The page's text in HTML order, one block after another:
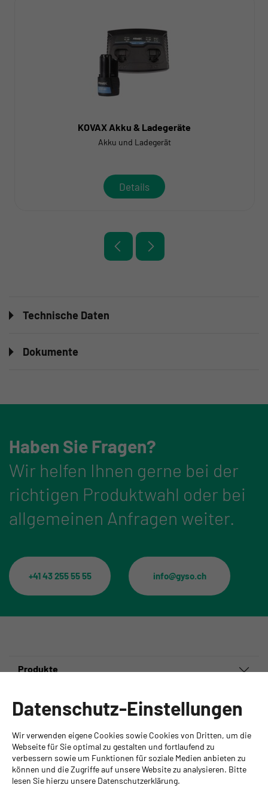
KOVAX Akku & Ladegeräte
Akku und Ladegerät
Details
Technische Daten
Dokumente
Haben Sie Fragen?
Wir helfen Ihnen gerne bei der
richtigen Produktwahl oder bei
allgemeinen Anfragen weiter.
+41 43 255 55 55 info@gyso.ch
Produkte
GYSO AG
Hauptsitz Kloten
Steinackerstrasse 34
8302 Kloten
Datenschutz-Einstellungen
Wir verwenden eigene Cookies sowie Cookies von Dritten, um die
Webseite für Sie optimal zu gestalten und fortlaufend zu
verbessern sowie um Funktionen für soziale Medien anbieten zu
können und die Zugriffe auf unsere Website zu analysieren. Bitte
lesen Sie hierzu unsere Datenschutzerklärung.